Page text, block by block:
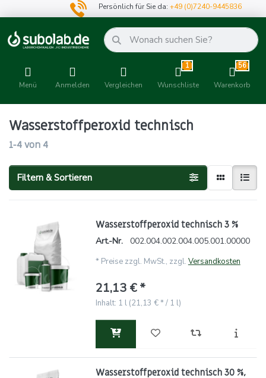
Persönlich für Sie da:+49 (0)7240-9445836
Menü Anmelden Vergleichen
1
Wunschliste
56
Warenkorb
Wasserstoffperoxid technisch
1-4von 4
Filtern & Sortieren
Wasserstoffperoxid technisch 3 %
Art.-Nr. 002.004.002.004.005.001.00000
* Preise zzgl. MwSt., zzgl. Versandkosten
21,13 € *
Inhalt: 1 l (21,13 € * / 1 l)
Wasserstoffperoxid technisch 30 %,